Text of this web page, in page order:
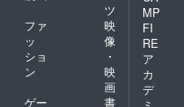
ツ
ファ
ッ
ショ
ン
映
像
・
映
画
ゲー
書
MP
FI
RE
ア
カ
デ